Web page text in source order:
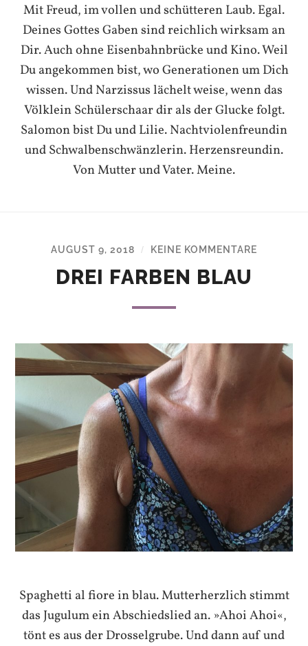
Mit Freud, im vollen und schütteren Laub. Egal.
Deines Gottes Gaben sind reichlich wirksam an
Dir. Auch ohne Eisenbahnbrücke und Kino. Weil
Du angekommen bist, wo Generationen um Dich
wissen. Und Narzissus lächelt weise, wenn das
Völklein Schülerschaar dir als der Glucke folgt.
Salomon bist Du und Lilie. Nachtviolenfreundin
und Schwalbenschwänzlerin. Herzensreundin.
Von Mutter und Vater. Meine.
AUGUST 9, 2018 / KEINE KOMMENTARE
DREI FARBEN BLAU
Spaghetti al fiore in blau. Mutterherzlich stimmt
das Jugulum ein Abschiedslied an. »Ahoi Ahoi«,
tönt es aus der Drosselgrube. Und dann auf und